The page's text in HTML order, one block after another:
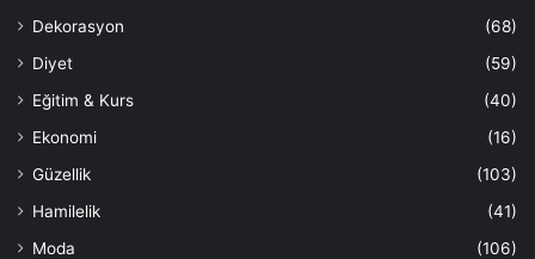
Dekorasyon
(68)
Diyet
(59)
Eğitim & Kurs
(40)
Ekonomi
(16)
Güzellik
(103)
Hamilelik
(41)
Moda
(106)